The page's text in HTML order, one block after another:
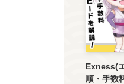
Exness(
順・手数